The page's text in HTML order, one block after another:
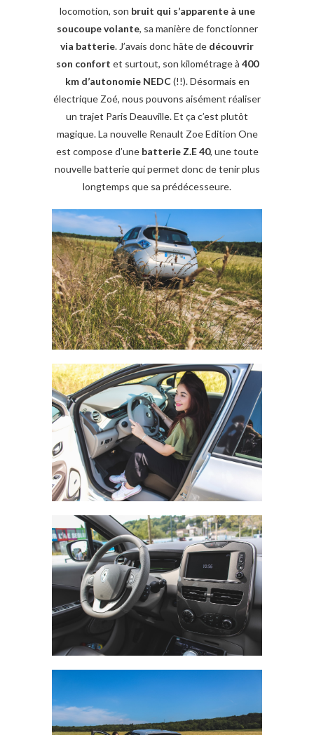
locomotion, son bruit qui s’apparente à une
soucoupe volante, sa manière de fonctionner
via batterie. J’avais donc hâte de découvrir
son confort et surtout, son kilométrage à 400
km d’autonomie NEDC(!!). Désormais en
électrique Zoé, nous pouvons aisément réaliser
un trajet Paris Deauville. Et ça c’est plutôt
magique. La nouvelle Renault Zoe Edition One
est compose d’une batterie Z.E 40, une toute
nouvelle batterie qui permet donc de tenir plus
longtemps que sa prédécesseure.